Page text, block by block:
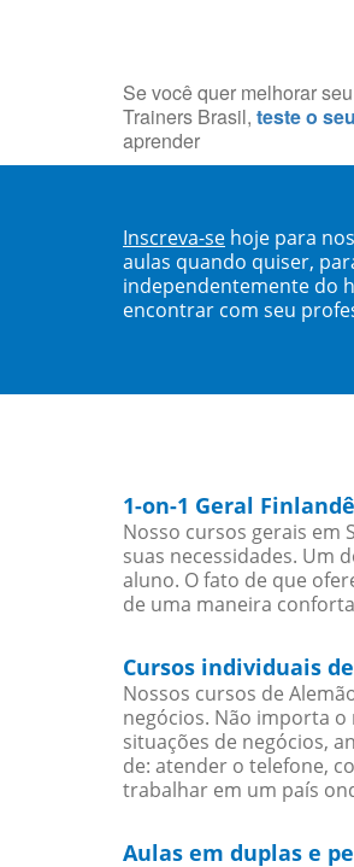
Se você quer melhorar
Trainers Brasil, teste o
aprender
Inscreva-se hoje para
aulas quando quiser,
independentemente do
encontrar com seu
1-on-1 Geral
Nosso cursos gerais em
suas necessidades. Um
aluno. O fato de que
de uma maneira
Cursos individuais
Nossos cursos de
negócios. Não importa
situações de negócios,
de: atender o telefone,
trabalhar em um país
Aulas em duplas e